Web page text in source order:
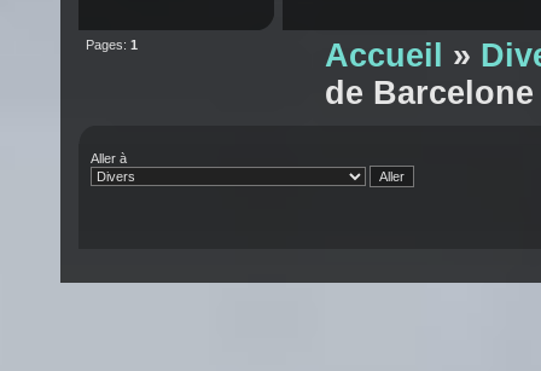
Pages: 1 Accueil »
de Barcelone
Aller à